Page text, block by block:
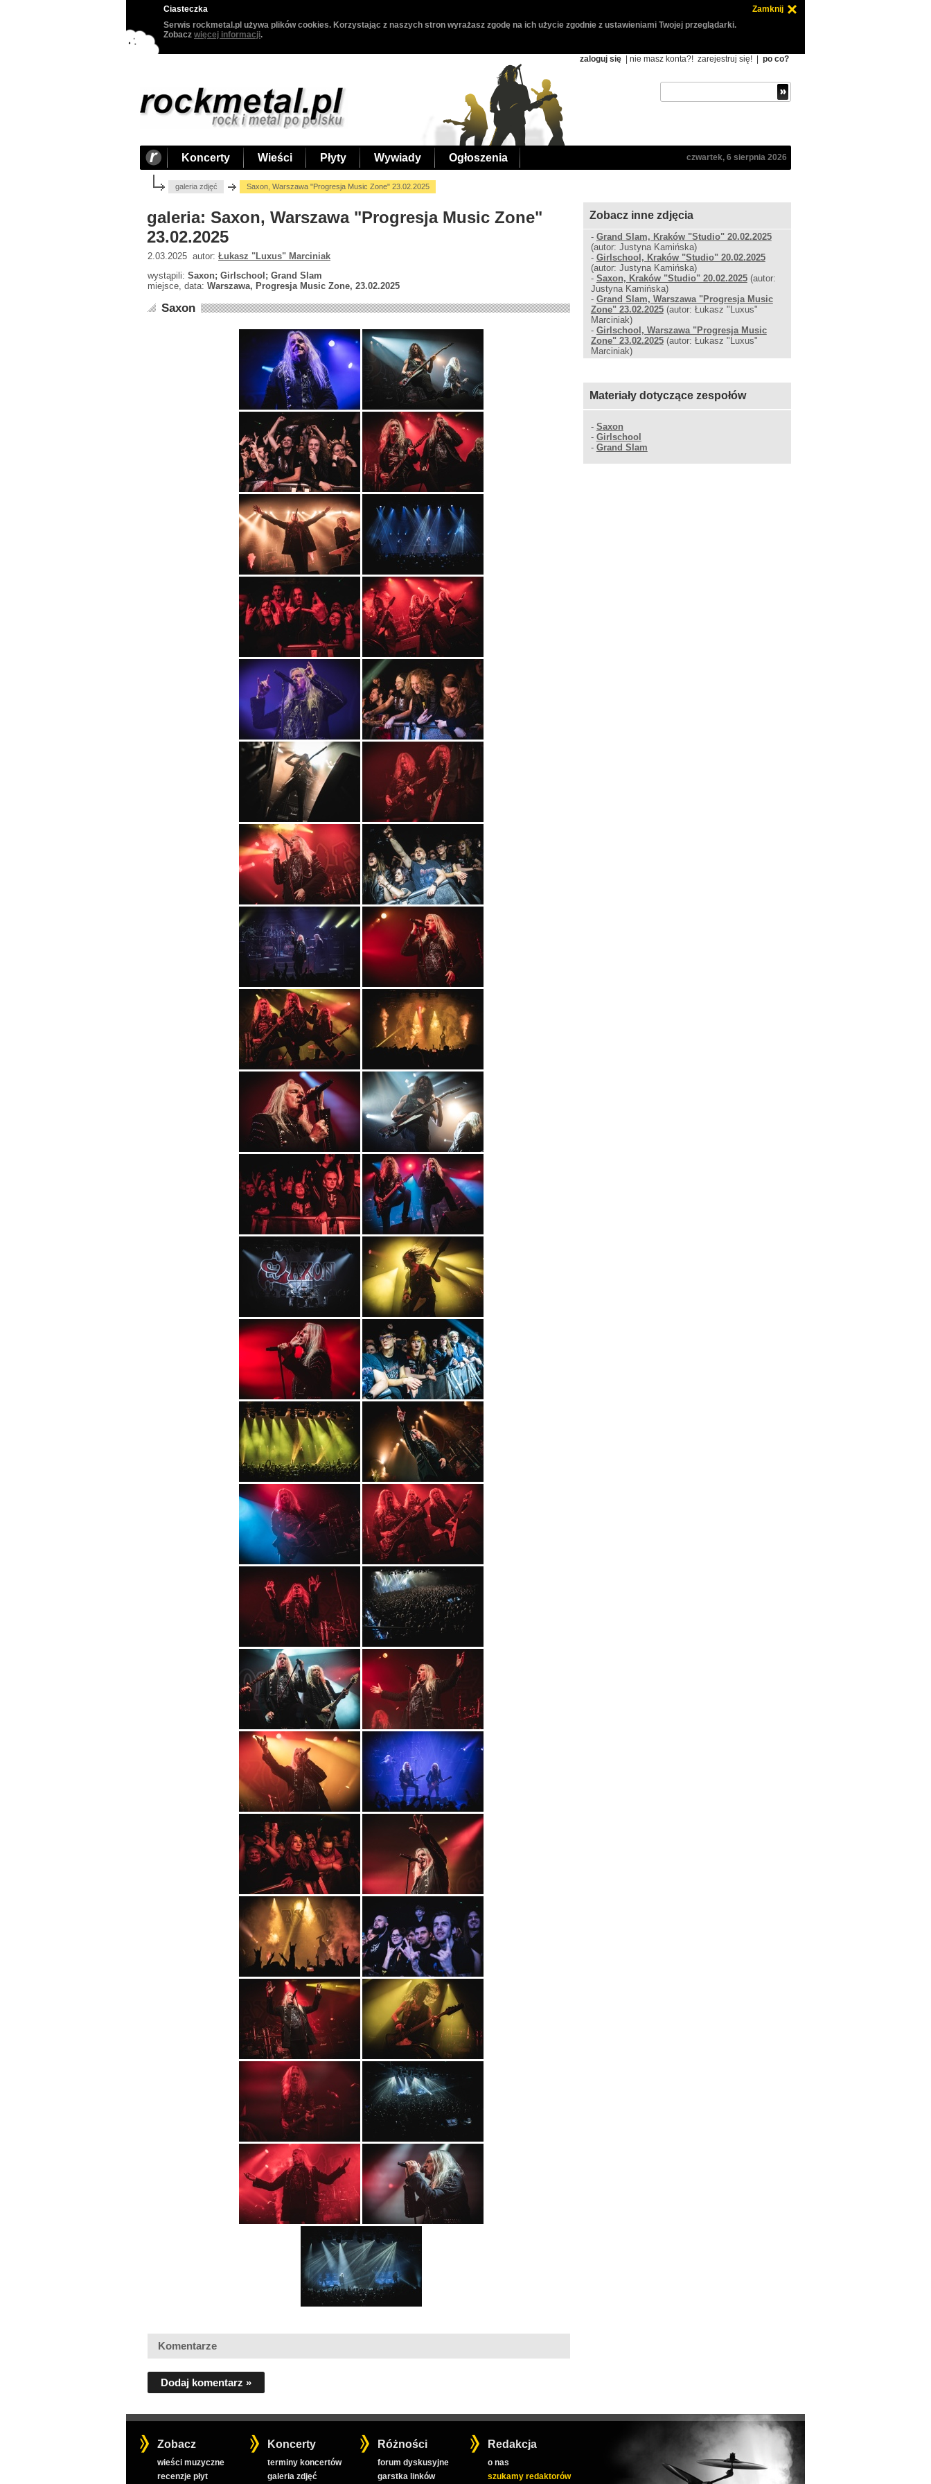
Ciasteczka
Zamknij
Serwis rockmetal.pl używa plików cookies. Korzystając z naszych stron wyrażasz zgodę na ich użycie zgodnie z ustawieniami Twojej przeglądarki.
Zobacz więcej informacji.
zaloguj się | nie masz konta?! zarejestruj się! po co?
Koncerty Wieści Płyty Wywiady Ogłoszenia czwartek, 6 sierpnia 2026
galeria zdjęć Saxon, Warszawa "Progresja Music Zone" 23.02.2025
galeria: Saxon, Warszawa "Progresja Music Zone"
23.02.2025
2.03.2025 autor: Łukasz "Luxus" Marciniak
wystąpili: Saxon; Girlschool; Grand Slam
miejsce, data: Warszawa, Progresja Music Zone, 23.02.2025
Saxon
Komentarze
Dodaj komentarz »
Zobacz inne zdjęcia
- Grand Slam, Kraków "Studio" 20.02.2025
(autor: Justyna Kamińska)
- Girlschool, Kraków "Studio" 20.02.2025
(autor: Justyna Kamińska)
- Saxon, Kraków "Studio" 20.02.2025(autor:
Justyna Kamińska)
- Grand Slam, Warszawa "Progresja Music
Zone" 23.02.2025(autor: Łukasz "Luxus"
Marciniak)
- Girlschool, Warszawa "Progresja Music
Zone" 23.02.2025(autor: Łukasz "Luxus"
Marciniak)
Materiały dotyczące zespołów
- Saxon
- Girlschool
- Grand Slam
Zobacz
wieści muzyczne
recenzje płyt
Koncerty
terminy koncertów
galeria zdjęć
Różności
forum dyskusyjne
garstka linków
Redakcja
o nas
szukamy redaktorów